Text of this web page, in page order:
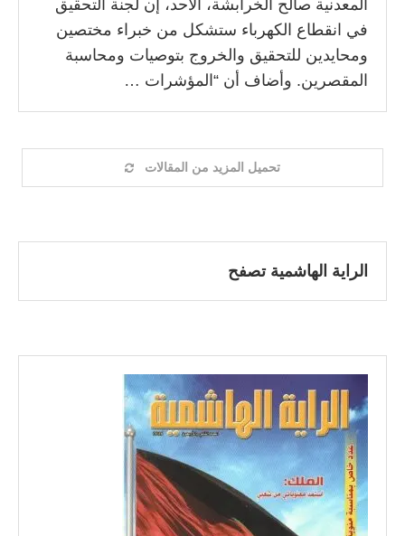
المعدنية صالح الخرابشة، الأحد، إن لجنة التحقيق
في انقطاع الكهرباء ستشكل من خبراء مختصين
ومحايدين للتحقيق والخروج بتوصيات ومحاسبة
المقصرين. وأضاف أن “المؤشرات …
تحميل المزيد من المقالات
الراية الهاشمية تصفح